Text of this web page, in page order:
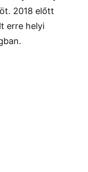
2018 előtt
erre helyi